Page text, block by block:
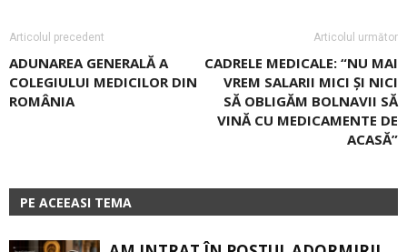
Articolul precedent
ADUNAREA GENERALĂ A
COLEGIULUI MEDICILOR DIN
ROMÂNIA
Articolul următor
CADRELE MEDICALE: “NU MAI
VREM SALARII MICI ȘI NICI
SĂ OBLIGĂM BOLNAVII SĂ
VINĂ CU MEDICAMENTE DE
ACASĂ”
PE ACEEASI TEMA